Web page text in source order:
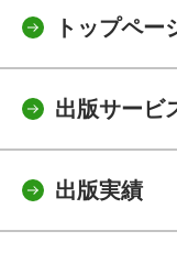
トップペー
出版サービ
出版実績